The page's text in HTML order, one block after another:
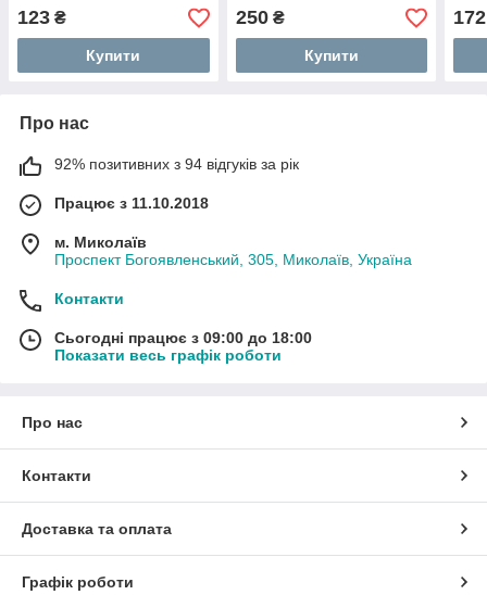
123 ₴
Купити
250₴
Купити
172
Про нас
92% позитивних з 94 відгуків за рік
Працює з 11.10.2018
м. Миколаїв
Проспект Богоявленський, 305, Миколаїв, Україна
Контакти
Сьогодні працює з 09:00 до 18:00
Показати весь графік роботи
Про нас
Контакти
Доставка та оплата
Графік роботи